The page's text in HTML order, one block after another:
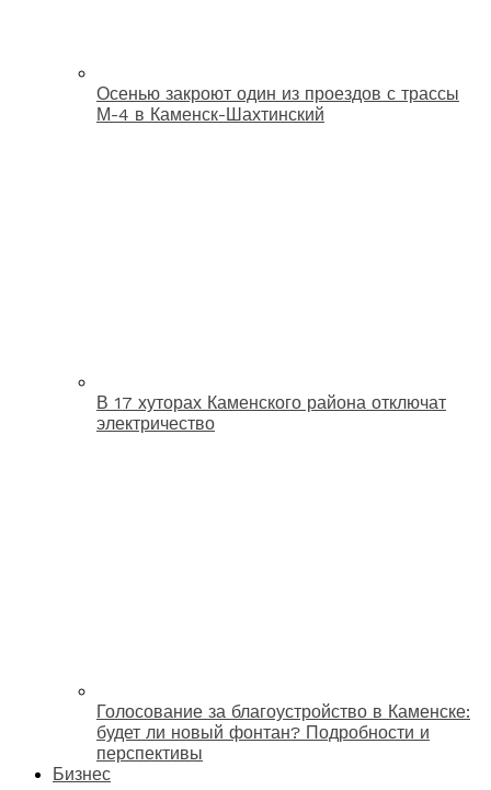
Осенью закроют один из проездов с трассы
М-4 в Каменск-Шахтинский
В 17 хуторах Каменского района отключат
электричество
Голосование за благоустройство в Каменске:
будет ли новый фонтан? Подробности и
перспективы
Бизнес